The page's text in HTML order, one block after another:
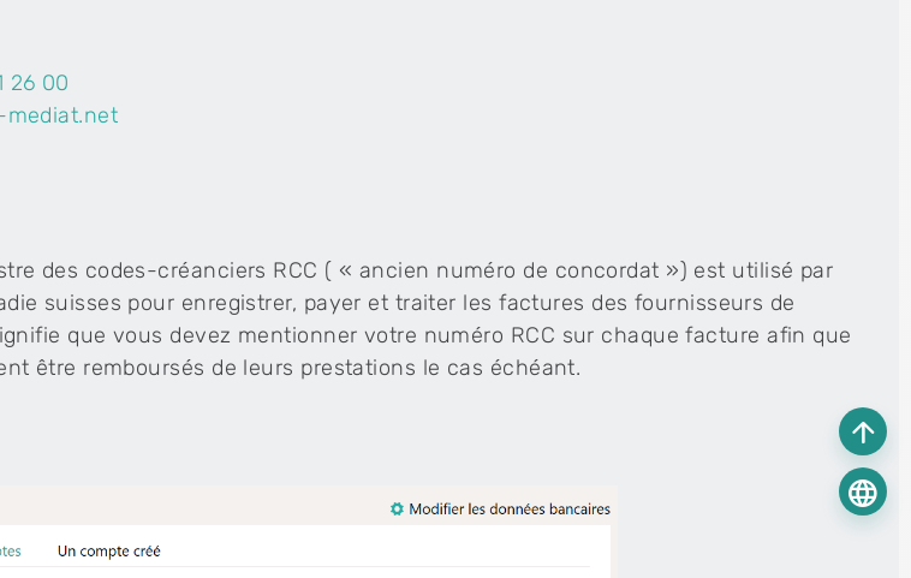
arrow_upward
language
26 00
mediat.net
des codes-créanciers RCC ( « ancien numéro de concordat ») est utilisé par
suisses pour enregistrer, payer et traiter les factures des fournisseurs de
que vous devez mentionner votre numéro RCC sur chaque facture afin que
être remboursés de leurs prestations le cas échéant.